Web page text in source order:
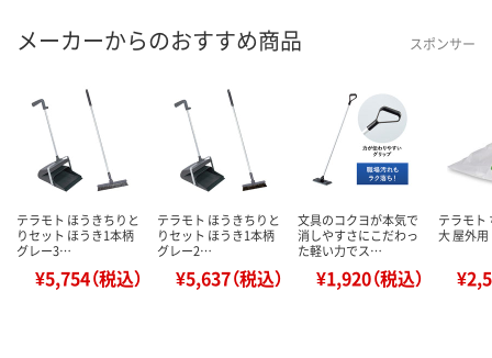
メーカーからのおすすめ商品 スポンサー
テラモト ほうきちりと
りセット ほうき1本柄
グレー3…
¥5,754（税込）
テラモト ほうきちりと
りセット ほうき1本柄
グレー2…
¥5,637（税込）
文具のコクヨが本気で
消しやすさにこだわっ
た軽い力でス…
¥1,920（税込）
テラモト
大 屋外